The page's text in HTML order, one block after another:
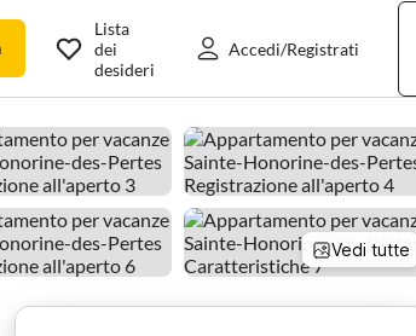
Lista
dei
desideri
Accedi/Registrati
Vedi tutte
VallÃ©e